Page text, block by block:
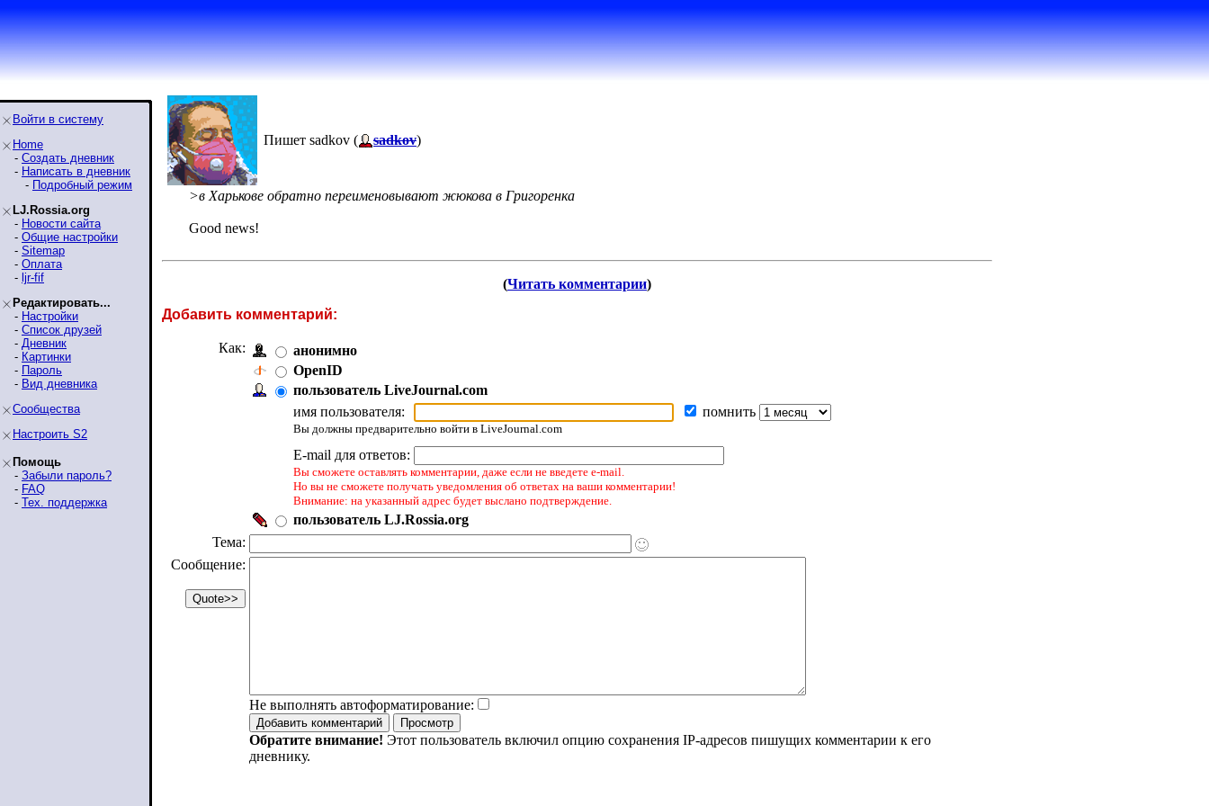
Войти в систему
Home
- Создать дневник
- Написать в дневник
- Подробный режим
LJ.Rossia.org
- Новости сайта
- Общие настройки
- Sitemap
- Оплата
- ljr-fif
Редактировать...
- Настройки
- Список друзей
- Дневник
- Картинки
- Пароль
- Вид дневника
Сообщества
Настроить S2
Помощь
- Забыли пароль?
- FAQ
- Тех. поддержка
Пишет sadkov ( sadkov)
>в Харькове обратно переименовывают жюкова в Григоренка
Good news!
(Читать комментарии)
Добавить комментарий:
Как:
анонимно
OpenID
пользователь LiveJournal.com
имя пользователя:
помнить
Вы должны предварительно войти в LiveJournal.com
E-mail для ответов:
Вы сможете оставлять комментарии, даже если не введете e-mail.
Но вы не сможете получать уведомления об ответах на ваши комментарии!
Внимание: на указанный адрес будет выслано подтверждение.
пользователь LJ.Rossia.org
Тема:
Сообщение:
Не выполнять автоформатирование:
Обратите внимание! Этот пользователь включил опцию сохранения IP-адресов пишущих комментарии к его
дневнику.